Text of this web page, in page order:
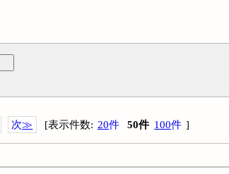
次≫ [表示件数: 20件 50件 100件 ]